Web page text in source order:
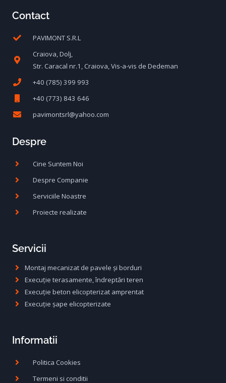
Contact
PAVIMONT S.R.L
Craiova, Dolj,
Str. Caracal nr.1, Craiova, Vis-a-vis de Dedeman
+40 (785) 399 993
+40 (773) 843 646
pavimontsrl@yahoo.com
Despre
Cine Suntem Noi
Despre Companie
Serviciile Noastre
Proiecte realizate
Servicii
Montaj mecanizat de pavele și borduri
Execuție terasamente, îndreptări teren
Execuție beton elicopterizat amprentat
Execuție șape elicopterizate
Informatii
Politica Cookies
Termeni si conditii